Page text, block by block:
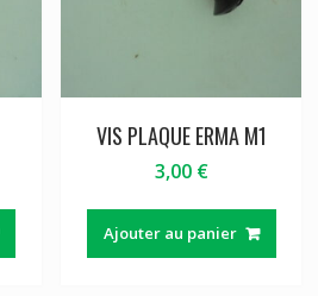
VIS PLAQUE ERMA M1
3,00 €
Ajouter au panier